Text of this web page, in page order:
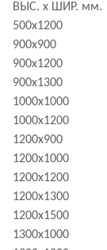
ВЫС. х ШИР. мм.
500х1200
900х900
900х1200
900х1300
1000х1000
1000х1200
1200х900
1200х1000
1200х1200
1200х1300
1200х1500
1300х1000